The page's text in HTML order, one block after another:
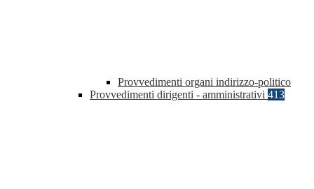
Provvedimenti organi indirizzo-politico
Provvedimenti dirigenti - amministrativi 413